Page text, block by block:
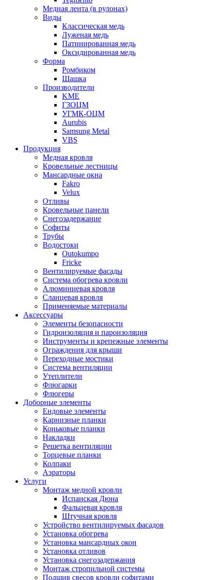
Медная лента (в рулонах)
Виды
Классическая медь
Луженая медь
Патинированная медь
Оксидированная медь
Форма
Ромбиком
Шашка
Производители
KME
ГЗОЦМ
УГМК-ОЦМ
Aurubis
Samsung Metal
VBS
Продукция
Медная кровля
Кровельные лестницы
Мансардные окна
Fakro
Velux
Отливы
Кровельные панели
Снегозадержание
Софиты
Трубы
Водостоки
Outokumpo
Fricke
Вентилируемые фасады
Система обогрева кровли
Алюминиевая кровля
Сланцевая кровля
Применяемые материалы
Аксессуары
Элементы безопасности
Гидроизоляция и пароизоляция
Инструменты и крепежные элементы
Ограждения для крыши
Переходные мостики
Система вентиляции
Утеплители
Флюгарки
Флюгеры
Доборные элементы
Ендовые элементы
Карнизные планки
Коньковые планки
Накладки
Решетка вентиляции
Торцевые планки
Колпаки
Аэраторы
Услуги
Монтаж медной кровли
Испанская Дюна
Фальцевая кровля
Штучная кровля
Устройство вентилируемых фасадов
Установка обогрева
Установка мансардных окон
Установка отливов
Установка снегозадержания
Монтаж стропильной системы
Подшив свесов кровли софитами